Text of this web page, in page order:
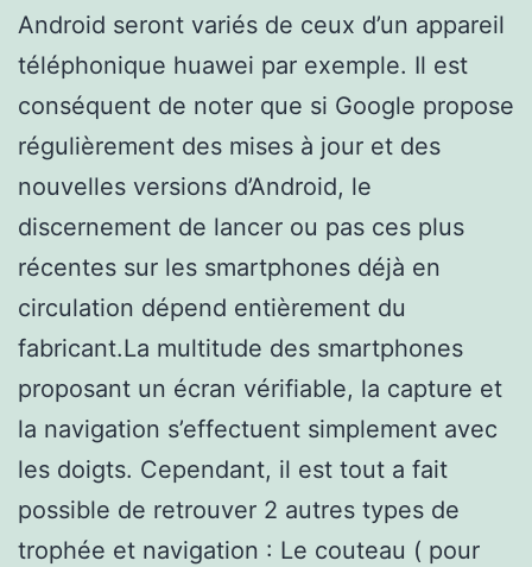
Android seront variés de ceux d’un appareil
téléphonique huawei par exemple. Il est
conséquent de noter que si Google propose
régulièrement des mises à jour et des
nouvelles versions d’Android, le
discernement de lancer ou pas ces plus
récentes sur les smartphones déjà en
circulation dépend entièrement du
fabricant.La multitude des smartphones
proposant un écran vérifiable, la capture et
la navigation s’effectuent simplement avec
les doigts. Cependant, il est tout a fait
possible de retrouver 2 autres types de
trophée et navigation : Le couteau ( pour